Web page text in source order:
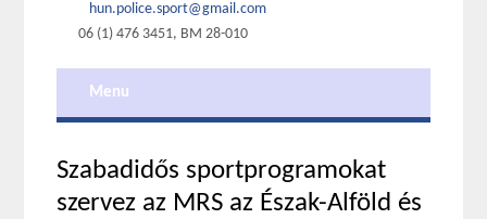
hun.police.sport@gmail.com
06 (1) 476 3451, BM 28-010
Menu
Szabadidős sportprogramokat
szervez az MRS az Észak-Alföld és